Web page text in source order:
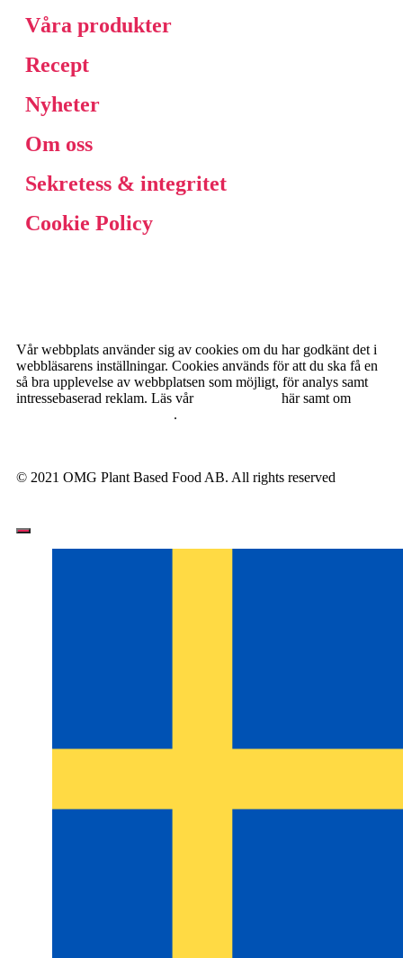
Våra produkter
Recept
Nyheter
Om oss
Sekretess & integritet
Cookie Policy
Vår webbplats använder sig av cookies om du har godkänt det i
webbläsarens inställningar. Cookies används för att du ska få en
så bra upplevelse av webbplatsen som möjligt, för analys samt
intressebaserad reklam. Läs vår
här samt om
.
© 2021 OMG Plant Based Food AB. All rights reserved